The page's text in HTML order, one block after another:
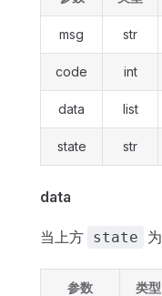
msg str
code int
data list
state str
data
当上方 state 为
参数 类型